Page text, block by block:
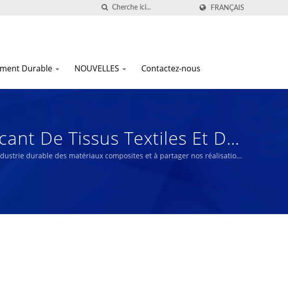
FRANÇAIS
Durable NOUVELLES Contactez-nous
De Tissus Textiles Et De
Fonctionnels Et
durable des matériaux composites et à partager nos réalisations